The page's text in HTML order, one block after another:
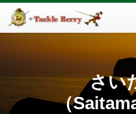
さい
（